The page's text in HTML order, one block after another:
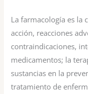
La farmacología es la
acción, reacciones
contraindicaciones,
medicamentos; la
sustancias en la
tratamiento de